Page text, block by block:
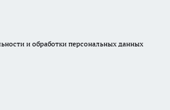
и обработки персональных данных